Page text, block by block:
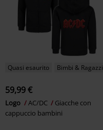
Quasi esaurito Bimbi & Ragazzi
59,99 €
Logo AC/DC
Giacche con
cappuccio bambini